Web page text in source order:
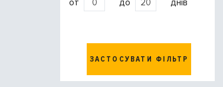
ЗАСТОСУВАТИ ФІЛЬТР